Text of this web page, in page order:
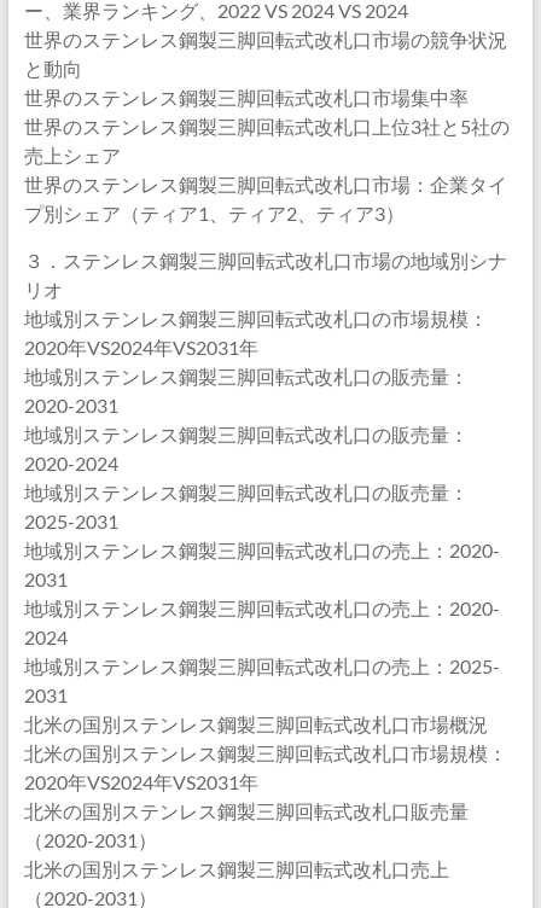
ー、業界ランキング、2022 VS 2024 VS 2024
世界のステンレス鋼製三脚回転式改札口市場の競争状況
と動向
世界のステンレス鋼製三脚回転式改札口市場集中率
世界のステンレス鋼製三脚回転式改札口上位3社と5社の
売上シェア
世界のステンレス鋼製三脚回転式改札口市場：企業タイ
プ別シェア（ティア1、ティア2、ティア3）
３．ステンレス鋼製三脚回転式改札口市場の地域別シナ
リオ
地域別ステンレス鋼製三脚回転式改札口の市場規模：
2020年VS2024年VS2031年
地域別ステンレス鋼製三脚回転式改札口の販売量：
2020-2031
地域別ステンレス鋼製三脚回転式改札口の販売量：
2020-2024
地域別ステンレス鋼製三脚回転式改札口の販売量：
2025-2031
地域別ステンレス鋼製三脚回転式改札口の売上：2020-
2031
地域別ステンレス鋼製三脚回転式改札口の売上：2020-
2024
地域別ステンレス鋼製三脚回転式改札口の売上：2025-
2031
北米の国別ステンレス鋼製三脚回転式改札口市場概況
北米の国別ステンレス鋼製三脚回転式改札口市場規模：
2020年VS2024年VS2031年
北米の国別ステンレス鋼製三脚回転式改札口販売量
（2020-2031）
北米の国別ステンレス鋼製三脚回転式改札口売上
（2020-2031）